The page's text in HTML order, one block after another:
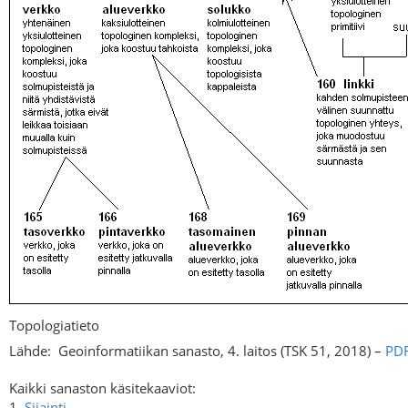
Topologiatieto
Lähde: Geoinformatiikan sanasto, 4. laitos (TSK 51, 2018) –
Kaikki sanaston käsitekaaviot: